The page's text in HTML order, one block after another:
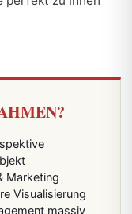
Marketing
Visualisierung
massiv